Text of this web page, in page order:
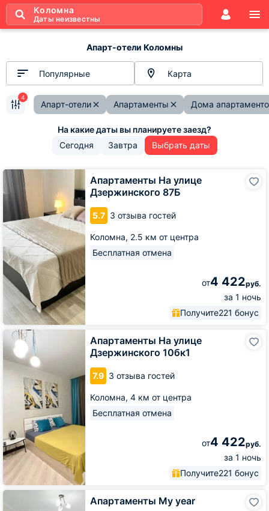
Коломна
Даты неизвестны
Апарт-отели Коломны
Популярные Карта
Апарт-отели Апартаменты Дома
4
Сегодня Завтра Выбрать даты
Апартаменты На улице
Дзержинского 87Б
5.7 3 отзыва гостей
Коломна, 2.5 км от центра
Бесплатная отмена
от4 422руб.
за 1 ночь
Получите221 бонус
Апартаменты
улице
Дзержинского
Апартаменты На улице
Дзержинского 10бк1
7.9 3 отзыва гостей
Коломна, 4 км от центра
Бесплатная отмена
от4 422руб.
за 1 ночь
Получите221 бонус
Апартаменты
На
улице
Дзержинского
Апартаменты My year
Апартаменты